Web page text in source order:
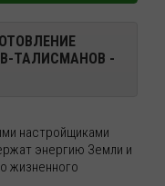
ТАЛИСМАНОВ -
настройщиками
энергию Земли и
жизненного